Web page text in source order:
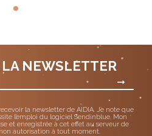
NEWSLETTER
la newsletter de AIDIA. Je note que
l’emploi du logiciel Sendinblue. Mon
et enregistrée à cet effet au serveur de
autorisation à tout moment.